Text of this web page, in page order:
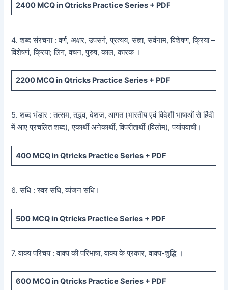
2400 MCQ in Qtricks Practice Series + PDF
4. शब्द संरचना : वर्ण, अक्षर, उपसर्ग, प्रत्यय, संज्ञा, सर्वनाम, विशेषण, क्रिया –
विशेषणं, क्रिया; लिंग, वचन, पुरुष, काल, कारक ।
2200 MCQ in Qtricks Practice Series + PDF
5. शब्द भंडार : तत्सम, तद्भव, देशज, आगत (भारतीय एवं विदेशी भाषाओं से हिंदी
में आए प्रचलित शब्द), एकार्थी अनेकार्थी, विपरीतार्थी (विलोम), पर्यायवाची।
400 MCQ in Qtricks Practice Series + PDF
6. संधि : स्वर संधि, व्यंजन संधि।
500 MCQ in Qtricks Practice Series + PDF
7. वाक्य परिचय : वाक्य की परिभाषा, वाक्य के प्रकार, वाक्य-शुद्धि ।
600 MCQ in Qtricks Practice Series + PDF